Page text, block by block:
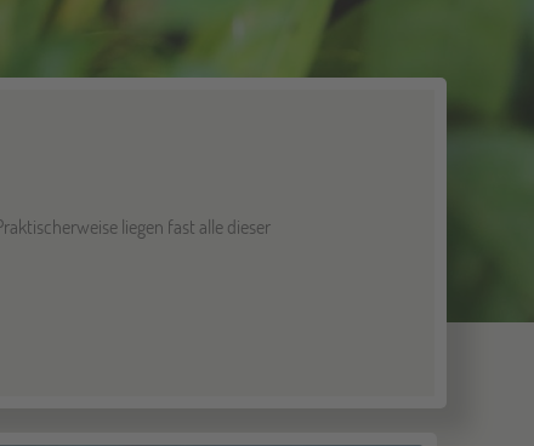
liegen fast alle dieser